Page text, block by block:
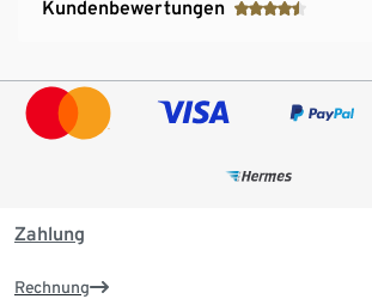
Kundenbewertungen
Zahlung
Rechnung